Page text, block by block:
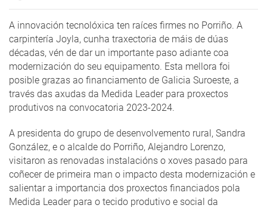
A innovación tecnolóxica ten raíces firmes no Porriño. A
carpintería Joyla, cunha traxectoria de máis de dúas
décadas, vén de dar un importante paso adiante coa
modernización do seu equipamento. Esta mellora foi
posible grazas ao financiamento de Galicia Suroeste, a
través das axudas da Medida Leader para proxectos
produtivos na convocatoria 2023-2024.
A presidenta do grupo de desenvolvemento rural, Sandra
González, e o alcalde do Porriño, Alejandro Lorenzo,
visitaron as renovadas instalacións o xoves pasado para
coñecer de primeira man o impacto desta modernización e
salientar a importancia dos proxectos financiados pola
Medida Leader para o tecido produtivo e social da